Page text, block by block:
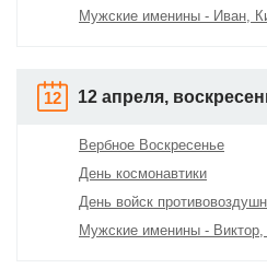
Мужские именины - Иван,
12 12 апреля,
Вербное Воскресенье
День космонавтики
День войск
Мужские именины -